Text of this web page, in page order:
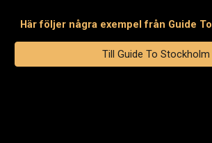
Här följer några exempel från Guide
Till Guide To Stockholm